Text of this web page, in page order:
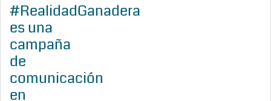
#RealidadGanadera
es una
campaña
de
comunicación
en